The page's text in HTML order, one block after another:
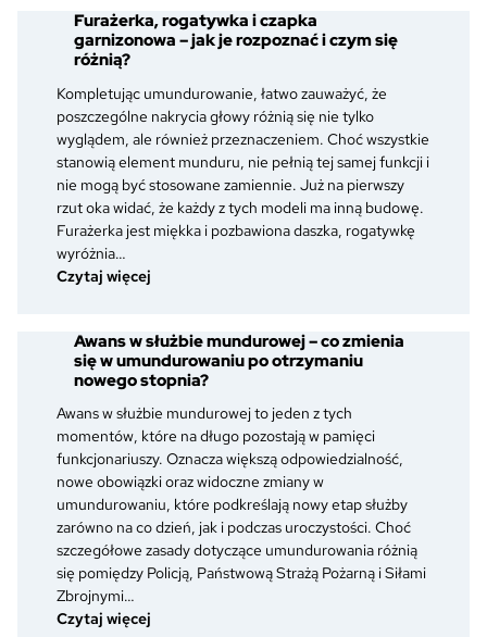
Furażerka, rogatywka i czapka
garnizonowa – jak je rozpoznać i czym się
różnią?
Kompletując umundurowanie, łatwo zauważyć, że
poszczególne nakrycia głowy różnią się nie tylko
wyglądem, ale również przeznaczeniem. Choć wszystkie
stanowią element munduru, nie pełnią tej samej funkcji i
nie mogą być stosowane zamiennie. Już na pierwszy
rzut oka widać, że każdy z tych modeli ma inną budowę.
Furażerka jest miękka i pozbawiona daszka, rogatywkę
wyróżnia…
Czytaj więcej
i
czapka
garnizonowa
–
jak
je
rozpoznać
i
czym
się
różnią?
Awans w służbie mundurowej – co zmienia
się w umundurowaniu po otrzymaniu
nowego stopnia?
Awans w służbie mundurowej to jeden z tych
momentów, które na długo pozostają w pamięci
funkcjonariuszy. Oznacza większą odpowiedzialność,
nowe obowiązki oraz widoczne zmiany w
umundurowaniu, które podkreślają nowy etap służby
zarówno na co dzień, jak i podczas uroczystości. Choć
szczegółowe zasady dotyczące umundurowania różnią
się pomiędzy Policją, Państwową Strażą Pożarną i Siłami
Zbrojnymi…
Czytaj więcej